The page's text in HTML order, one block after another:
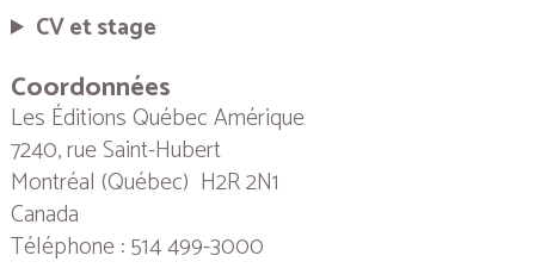
CV et stage
Coordonnées
Les Éditions Québec Amérique
7240, rue Saint-Hubert
Montréal (Québec) H2R 2N1
Canada
Téléphone : 514 499-3000